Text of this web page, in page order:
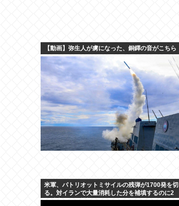
【動画】弥生人が虜になった、銅鐸の音がこちら
米軍、パトリオットミサイルの残弾が1700発を切
る。対イランで大量消耗した分を補填するのに2
年以上かかる模様。